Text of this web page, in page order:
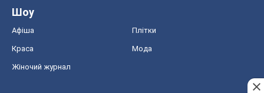
Шоу
Афіша Плітки
Краса Мода
Жіночий журнал